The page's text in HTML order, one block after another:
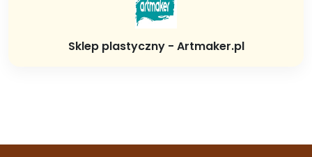
Sklep plastyczny - Artmaker.pl